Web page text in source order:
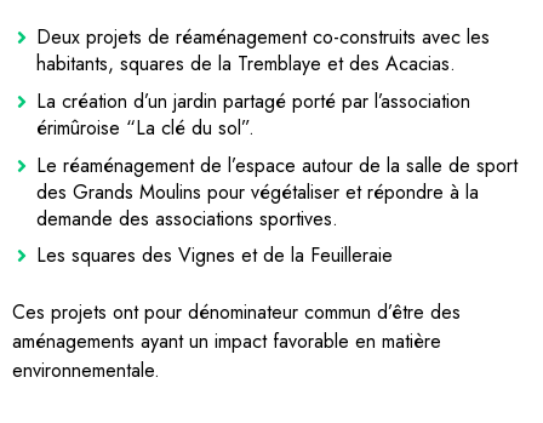
Deux projets de réaménagement co-construits avec les
habitants, squares de la Tremblaye et des Acacias.
La création d’un jardin partagé porté par l’association
érimûroise “La clé du sol”.
Le réaménagement de l’espace autour de la salle de sport
des Grands Moulins pour végétaliser et répondre à la
demande des associations sportives.
Les squares des Vignes et de la Feuilleraie
Ces projets ont pour dénominateur commun d’être des
aménagements ayant un impact favorable en matière
environnementale.